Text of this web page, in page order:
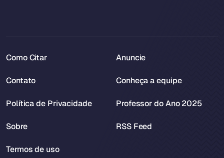
Como Citar
Contato
Política de Privacidade
Sobre
Termos de uso
Anuncie
Conheça a equipe
Professor do Ano 2025
RSS Feed